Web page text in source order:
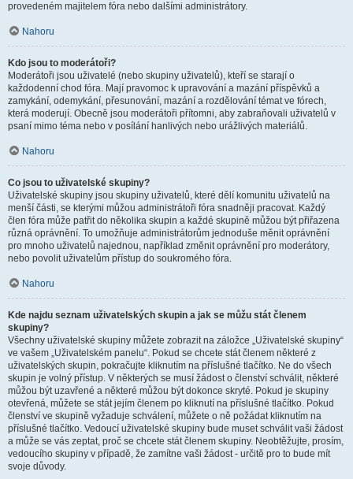
provedeném majitelem fóra nebo dalšími administrátory.
Nahoru
Kdo jsou to moderátoři?
Moderátoři jsou uživatelé (nebo skupiny uživatelů), kteří se starají o
každodenní chod fóra. Mají pravomoc k upravování a mazání příspěvků a
zamykání, odemykání, přesunování, mazání a rozdělování témat ve fórech,
která moderují. Obecně jsou moderátoři přítomni, aby zabraňovali uživatelů v
psaní mimo téma nebo v posílání hanlivých nebo urážlivých materiálů.
Nahoru
Co jsou to uživatelské skupiny?
Uživatelské skupiny jsou skupiny uživatelů, které dělí komunitu uživatelů na
menší části, se kterými můžou administrátoři fóra snadněji pracovat. Každý
člen fóra může patřit do několika skupin a každé skupině můžou být přiřazena
různá oprávnění. To umožňuje administrátorům jednoduše měnit oprávnění
pro mnoho uživatelů najednou, například změnit oprávnění pro moderátory,
nebo povolit uživatelům přístup do soukromého fóra.
Nahoru
Kde najdu seznam uživatelských skupin a jak se můžu stát členem
skupiny?
Všechny uživatelské skupiny můžete zobrazit na záložce „Uživatelské skupiny“
ve vašem „Uživatelském panelu“. Pokud se chcete stát členem některé z
uživatelských skupin, pokračujte kliknutím na příslušné tlačítko. Ne do všech
skupin je volný přístup. V některých se musí žádost o členství schválit, některé
můžou být uzavřené a některé můžou být dokonce skryté. Pokud je skupiny
otevřená, můžete se stát jejím členem po kliknutí na příslušné tlačítko. Pokud
členství ve skupině vyžaduje schválení, můžete o ně požádat kliknutím na
příslušné tlačítko. Vedoucí uživatelské skupiny bude muset schválit vaši žádost
a může se vás zeptat, proč se chcete stát členem skupiny. Neobtěžujte, prosím,
vedoucího skupiny v případě, že zamítne vaši žádost - určitě pro to bude mít
svoje důvody.